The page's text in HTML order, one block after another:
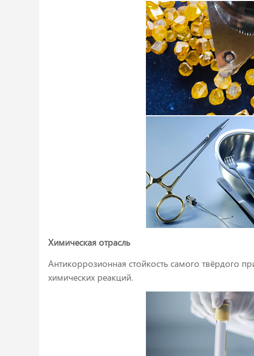
Химическая отрасль
Антикоррозионная стойкость самого твёрдого
химических реакций.